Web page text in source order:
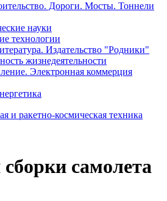
Дороги. Мосты. Тоннели
науки
технологии
Издательство "Родники"
жизнедеятельности
Электронная коммерция
ракетно-космическая техника
самолета